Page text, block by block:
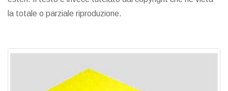
la totale o parziale riproduzione.